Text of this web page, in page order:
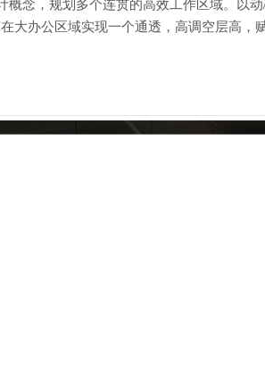
大办公区域实现一个通透，高调空层高，